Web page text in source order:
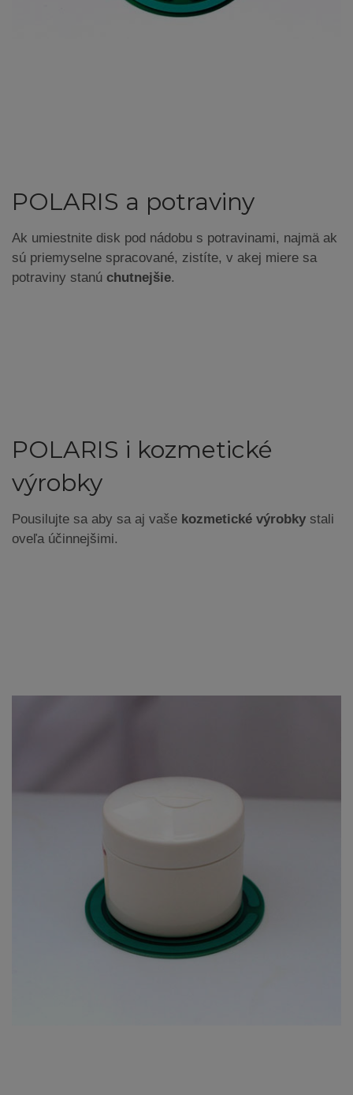
POLARIS a potraviny
Ak umiestnite disk pod nádobu s potravinami, najmä ak
sú priemyselne spracované, zistíte, v akej miere sa
potraviny stanú chutnejšie.
POLARIS i kozmetické
výrobky
Pousilujte sa aby sa aj vaše kozmetické výrobky stali
oveľa účinnejšimi.